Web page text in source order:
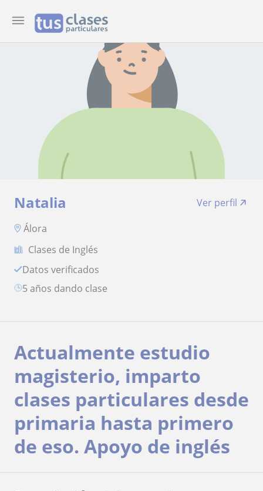
Natalia
Ver perfil
Álora
Clases de Inglés
Datos verificados
5 años dando clase
Actualmente estudio
magisterio, imparto
clases particulares desde
primaria hasta primero
de eso. Apoyo de inglés